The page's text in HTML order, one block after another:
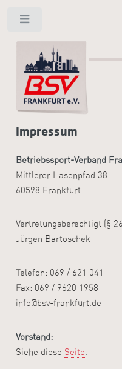
Impressum
Betriebssport-Verband
Mittlerer Hasenpfad 38
60598 Frankfurt
Vertretungsberechtigt (§
Jürgen Bartoschek
Telefon: 069 / 621 041
Fax: 069 / 9620 1958
info@bsv-frankfurt.de
Vorstand:
Siehe diese Seite